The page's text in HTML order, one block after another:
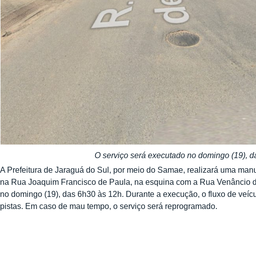
O serviço será executado no domingo (19),
A Prefeitura de Jaraguá do Sul, por meio do Samae, realizará uma
na Rua Joaquim Francisco de Paula, na esquina com a Rua Venâncio
no domingo (19), das 6h30 às 12h. Durante a execução, o fluxo de
pistas. Em caso de mau tempo, o serviço será reprogramado.